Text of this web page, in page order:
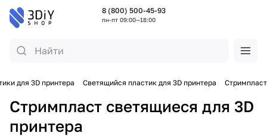
8 (800) 500-45-93
пн-пт 09:00—18:00
для 3D принтера Светящийся пластик для 3D принтера Стримпласт
Стримпласт светящиеся для 3D
принтера